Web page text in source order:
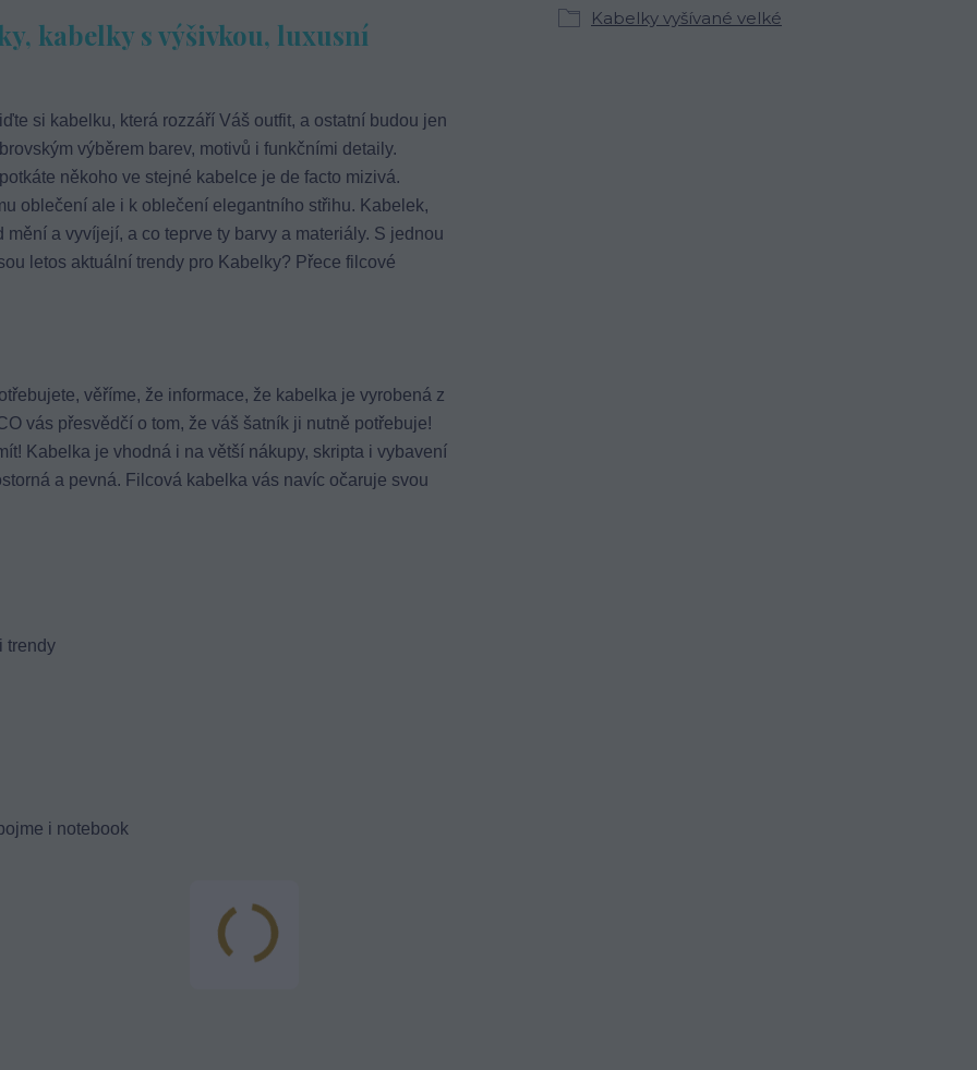
kabelky s výšivkou, luxusní
si kabelku, která rozzáří Váš outfit, a ostatní budou jen
výběrem barev, motivů i funkčními detaily.
někoho ve stejné kabelce je de facto mizivá.
oblečení ale i k oblečení elegantního střihu. Kabelek,
a vyvíjejí, a co teprve ty barvy a materiály. S jednou
letos aktuální trendy pro Kabelky? Přece filcové
věříme, že informace, že kabelka je vyrobená z
vás přesvědčí o tom, že váš šatník ji nutně potřebuje!
Kabelka je vhodná i na větší nákupy, skripta i vybavení
a pevná. Filcová kabelka vás navíc očaruje svou
trendy
i notebook
Kabelky vyšívané velké